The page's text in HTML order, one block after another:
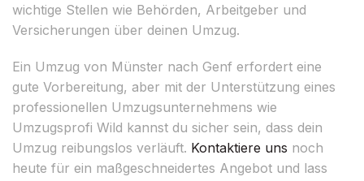
wichtige Stellen wie Behörden, Arbeitgeber und
Versicherungen über deinen Umzug.
Ein Umzug von Münster nach Genf erfordert eine
gute Vorbereitung, aber mit der Unterstützung eines
professionellen Umzugsunternehmens wie
Umzugsprofi Wild kannst du sicher sein, dass dein
Umzug reibungslos verläuft. Kontaktiere uns noch
heute für ein maßgeschneidertes Angebot und lass